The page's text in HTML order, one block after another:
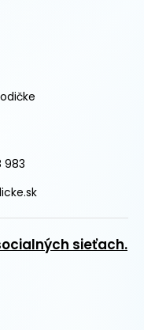
983
sieťach.